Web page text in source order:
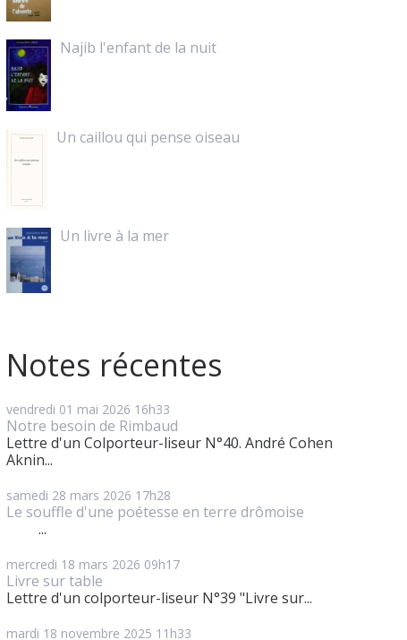
Najib l'enfant de la nuit
Un caillou qui pense oiseau
Un livre à la mer
Notes récentes
vendredi 01 mai 2026 16h33
Notre besoin de Rimbaud
Lettre d'un Colporteur-liseur N°40. André Cohen
Aknin...
samedi 28 mars 2026 17h28
Le souffle d'une poétesse en terre drômoise
...
mercredi 18 mars 2026 09h17
Livre sur table
Lettre d'un colporteur-liseur N°39 "Livre sur...
mardi 18 novembre 2025 11h33